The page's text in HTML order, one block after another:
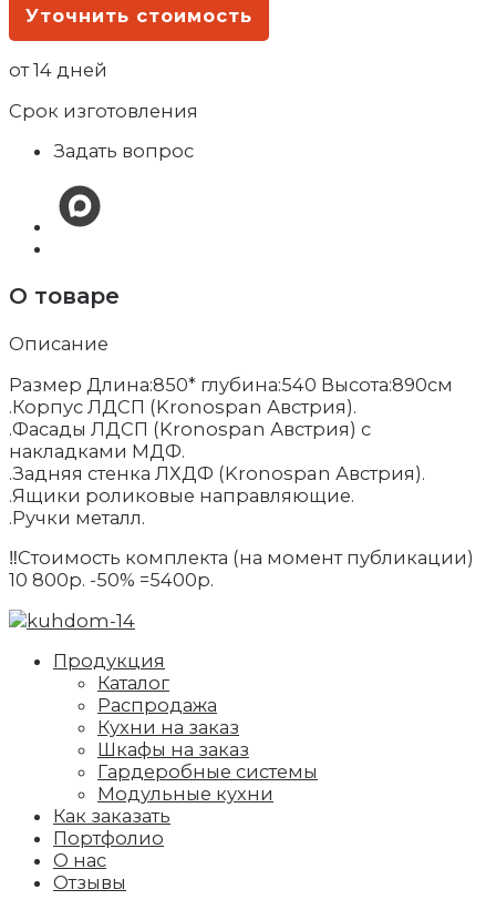
Уточнить стоимость
от 14 дней
Срок изготовления
Задать вопрос
О товаре
Описание
Размер Длина:850* глубина:540 Высота:890см
.Корпус ЛДСП (Kronospan Австрия).
.Фасады ЛДСП (Kronospan Австрия) с
накладками МДФ.
.Задняя стенка ЛХДФ (Kronospan Австрия).
.Ящики роликовые направляющие.
.Ручки металл.
‼️Стоимость комплекта (на момент публикации)
10 800р. -50% =5400р.
Продукция
Каталог
Распродажа
Кухни на заказ
Шкафы на заказ
Гардеробные системы
Модульные кухни
Как заказать
Портфолио
О нас
Отзывы